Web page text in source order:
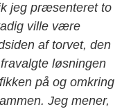
jeg præsenteret to
ville være
af torvet, den
løsningen
på og omkring
Jeg mener,